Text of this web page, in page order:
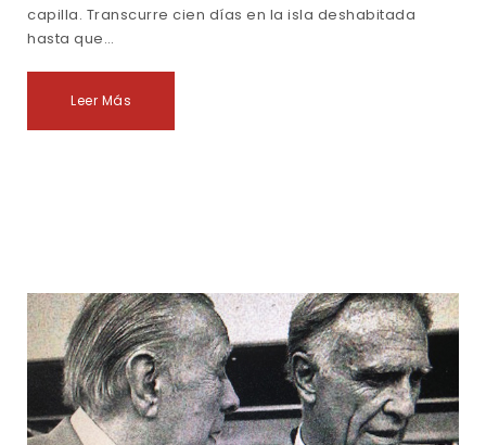
capilla. Transcurre cien días en la isla deshabitada
hasta que…
Leer Más